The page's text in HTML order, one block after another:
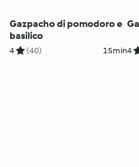
Gazpacho di pomodoro e
basilico
4 (40) 15min4